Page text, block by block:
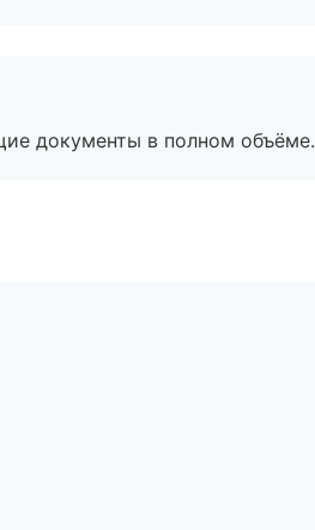
документы в полном объёме.